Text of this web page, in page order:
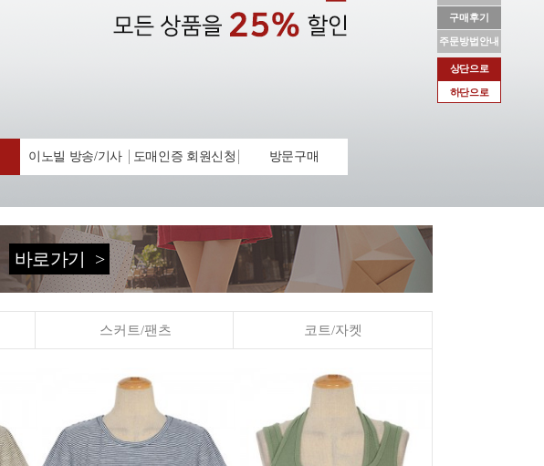
구매후기
주문방법안내
상단으로
하단으로
이노빌 방송/기사 도매인증 회원신청 방문구매
바로가기 >
스커트/팬츠 코트/자켓